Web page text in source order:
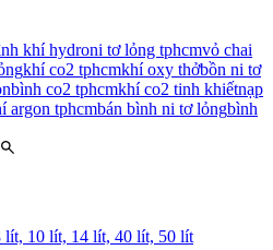
khí hydroni tơ lỏng tphcmvỏ chai
khí co2 tphcmkhí oxy thởbồn ni tơ
bình co2 tphcmkhí co2 tinh khiếtnạp
argon tphcmbán bình ni tơ lỏngbình